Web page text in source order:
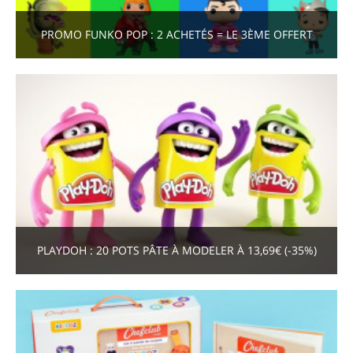
PROMO FUNKO POP : 2 ACHETÉS = LE 3ÈME OFFERT
PLAYDOH : 20 POTS PÂTE À MODELER À 13,69€ (-35%)